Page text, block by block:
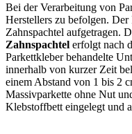
Bei der Verarbeitung von
Herstellers zu befolgen.
Zahnspachtel aufgetragen.
Zahnspachtel erfolgt nach
Parkettkleber behandelte
innerhalb von kurzer Zeit
einem Abstand von 1 bis 2
Massivparkette ohne Nut
Klebstoffbett eingelegt und